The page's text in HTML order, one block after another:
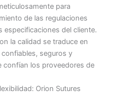
para
de las regulaciones
especificaciones del cliente.
la calidad se traduce en
seguros y
confían los proveedores de
Orion Sutures